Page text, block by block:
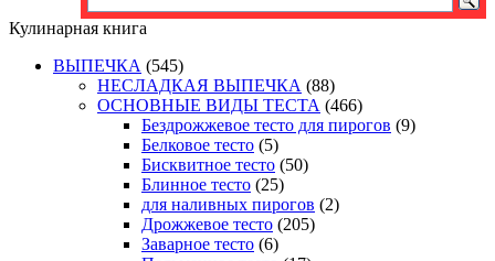
Кулинарная книга
ВЫПЕЧКА (545)
НЕСЛАДКАЯ ВЫПЕЧКА (88)
ОСНОВНЫЕ ВИДЫ ТЕСТА (466)
Бездрожжевое тесто для пирогов (9)
Белковое тесто (5)
Бисквитное тесто (50)
Блинное тесто (25)
для наливных пирогов (2)
Дрожжевое тесто (205)
Заварное тесто (6)